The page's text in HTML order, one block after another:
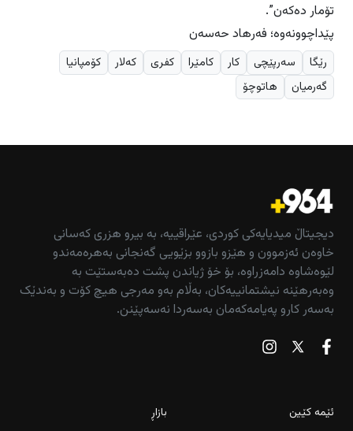
تۆمار دەکەن”.
پێداچوونەوە؛ فەرهاد حەسەن
رێگا سەرپێچی کار کامێرا کفری کەلار
کۆمپانیا
گەرمیان
هاتوچۆ
دیجیتاڵ میدیایەکی کوردی، عێراقییە، بە بیرو هزری کەسانی
خاوەن ئەزموون و هێزو بازوو بزێویی گەنجانی بەهرەمەندو
لێوەشاوە دامەزراوە، بۆ خۆ ژیاندن پشت دەبەستێت بە
وەبەرهێنە نیشتمانییەکان، بەڵام بەو مەرجی هیچ کۆت و بەندێک
بەسەر کارو پەیامەکەمان بەسەردا نەسەپێنن.
ئێمە کێین
بازاڕ